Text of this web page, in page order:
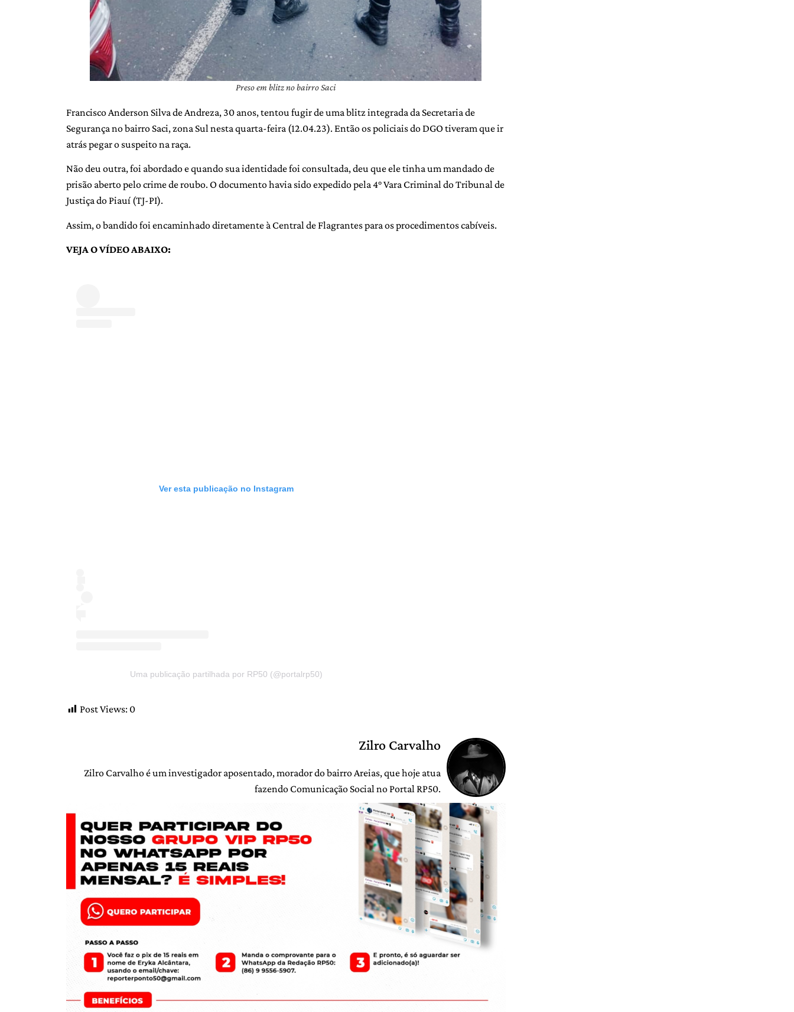
Preso em blitz no bairro Saci
Francisco Anderson Silva de Andreza, 30 anos, tentou fugir de uma blitz integrada da Secretaria de
Segurança no bairro Saci, zona Sul nesta quarta-feira (12.04.23). Então os policiais do DGO tiveram que ir
atrás pegar o suspeito na raça.
Não deu outra, foi abordado e quando sua identidade foi consultada, deu que ele tinha um mandado de
prisão aberto pelo crime de roubo. O documento havia sido expedido pela 4° Vara Criminal do Tribunal de
Justiça do Piauí (TJ-PI).
Assim, o bandido foi encaminhado diretamente à Central de Flagrantes para os procedimentos cabíveis.
VEJA O VÍDEO ABAIXO:
Ver esta publicação no Instagram
Uma publicação partilhada por RP50 (@portalrp50)
Post Views: 0
Zilro Carvalho
Zilro Carvalho é um investigador aposentado, morador do bairro Areias, que hoje atua
fazendo Comunicação Social no Portal RP50.